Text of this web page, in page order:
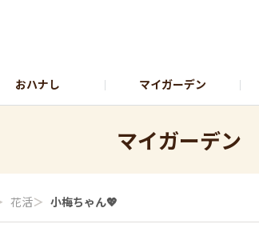
おハナし マイガーデン
マイガーデン
花活＞ 小梅ちゃん💖